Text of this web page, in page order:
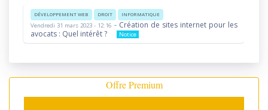
DÉVELOPPEMENT WEB DROIT INFORMATIQUE
Vendredi 31 mars 2023 - 12:16 - Création de sites internet pour les
avocats : Quel intérêt ?
Notice
Offre Premium